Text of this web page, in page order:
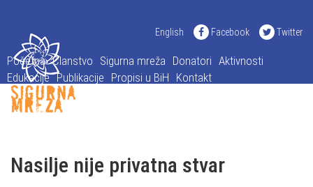
English Facebook Twitter
Početna Članstvo Sigurna mreža Donatori Aktivnosti
Edukacije Publikacije Propisi u BiH Kontakt
Nasilje nije privatna stvar